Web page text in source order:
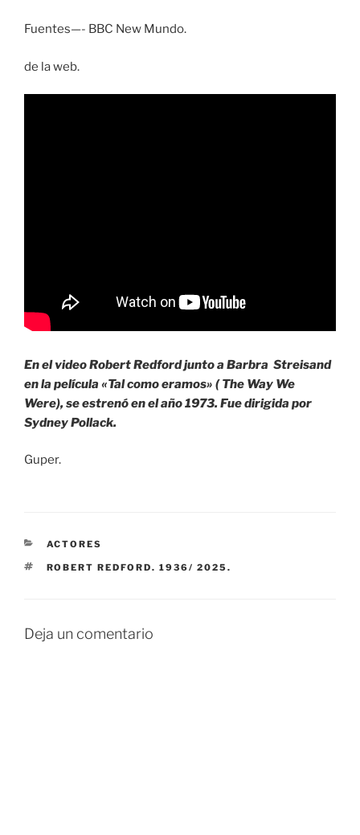
Fuentes—- BBC New Mundo.
de la web.
En el video Robert Redford junto a Barbra Streisand
en la película «Tal como eramos» ( The Way We
Were), se estrenó en el año 1973. Fue dirigida por
Sydney Pollack.
Guper.
CATEGORÍAS
ACTORES
ETIQUETAS
ROBERT REDFORD. 1936/ 2025.
Deja un comentario